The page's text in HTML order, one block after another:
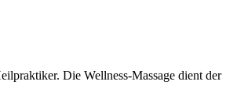
Die Wellness-Massage dient der